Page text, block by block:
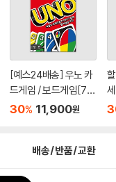
[예스24배송] 우노 카
드게임 / 보드게임[7세
이상...
30% 11,900원
배송/반품/교환